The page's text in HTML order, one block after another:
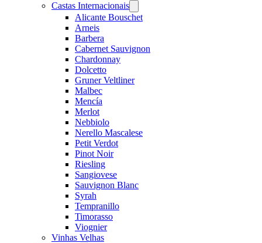
Castas Internacionais
menu
Alicante Bouschet
Arneis
Barbera
Cabernet Sauvignon
Chardonnay
Dolcetto
Gruner Veltliner
Malbec
Mencía
Merlot
Nebbiolo
Nerello Mascalese
Petit Verdot
Pinot Noir
Riesling
Sangiovese
Sauvignon Blanc
Syrah
Tempranillo
Timorasso
Viognier
Vinhas Velhas